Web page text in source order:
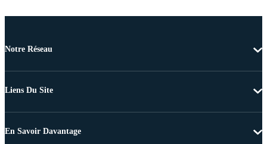
Notre Réseau
Liens Du Site
En Savoir Davantage